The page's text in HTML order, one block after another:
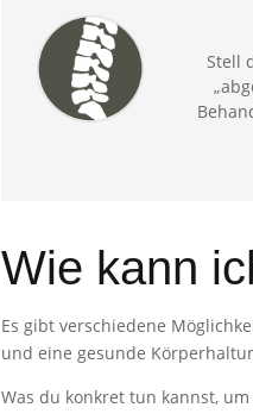
Stell
Wie kann
Es gibt verschiedene
und eine gesunde
Was du konkret tun kannst,